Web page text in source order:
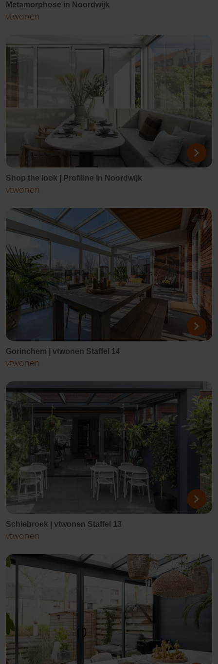
Metamorphose in Noordwijk
vtwonen
Shop the look | Profiline in Noordwijk
vtwonen
Gorinchem | vtwonen Staffel 14
vtwonen
Schiebroek | vtwonen Staffel 13
vtwonen